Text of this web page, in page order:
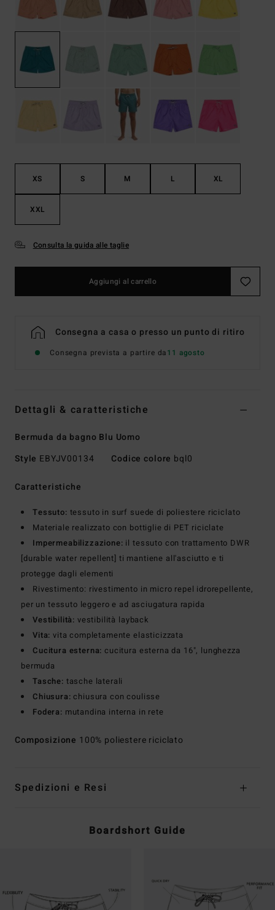
XS S M L XL
XXL
Consulta la guida alle taglie
Aggiungi al carrello
Consegna a casa o presso un punto di ritiro
Consegna prevista a partire da11 agosto
Dettagli & caratteristiche
Bermuda da bagno Blu Uomo
Style EBYJV00134 Codice colore bql0
Caratteristiche
Tessuto: tessuto in surf suede di poliestere riciclato
Materiale realizzato con bottiglie di PET riciclate
Impermeabilizzazione: il tessuto con trattamento DWR
[durable water repellent] ti mantiene all'asciutto e ti
protegge dagli elementi
Rivestimento: rivestimento in micro repel idrorepellente,
per un tessuto leggero e ad asciugatura rapida
Vestibilità: vestibilità layback
Vita: vita completamente elasticizzata
Cucitura esterna: cucitura esterna da 16", lunghezza
bermuda
Tasche: tasche laterali
Chiusura: chiusura con coulisse
Fodera: mutandina interna in rete
Composizione 100% poliestere riciclato
Spedizioni e Resi
Boardshort Guide